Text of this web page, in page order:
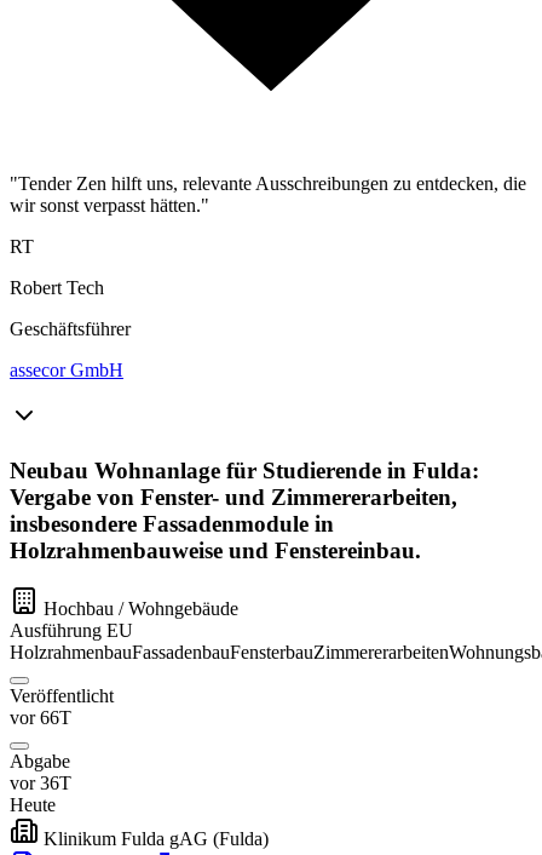
"Tender Zen hilft uns, relevante Ausschreibungen zu entdecken, die
wir sonst verpasst hätten."
RT
Robert Tech
Geschäftsführer
assecor GmbH
Neubau Wohnanlage für Studierende in Fulda:
Vergabe von Fenster- und Zimmererarbeiten,
insbesondere Fassadenmodule in
Holzrahmenbauweise und Fenstereinbau.
Hochbau / Wohngebäude
Ausführung EU
HolzrahmenbauFassadenbauFensterbauZimmererarbeiten
Veröffentlicht
vor 66T
Abgabe
vor 36T
Heute
Klinikum Fulda gAG (Fulda)